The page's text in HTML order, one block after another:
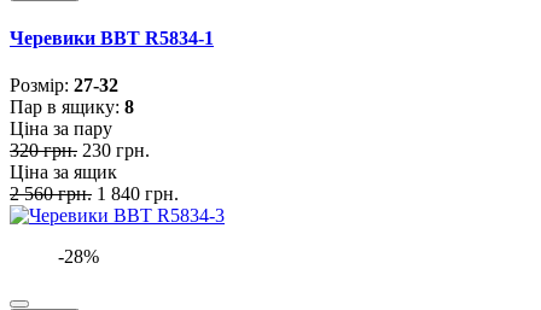
Черевики BBT R5834-1
Розмiр: 27-32
Пар в ящику: 8
Ціна за пару
320 грн. 230 грн.
Ціна за ящик
2 560 грн. 1 840 грн.
-28%